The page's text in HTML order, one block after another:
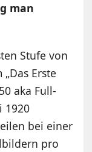
man
Stufe von
Erste
aka Full-
1920
bei einer
pro